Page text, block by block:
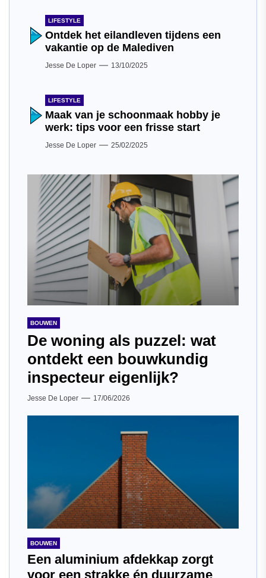
LIFESTYLE
Ontdek het eilandleven tijdens een
vakantie op de Malediven
Jesse De Loper 13/10/2025
LIFESTYLE
Maak van je schoonmaak hobby je
werk: tips voor een frisse start
Jesse De Loper 25/02/2025
BOUWEN
De woning als puzzel: wat
ontdekt een bouwkundig
inspecteur eigenlijk?
Jesse De Loper 17/06/2026
BOUWEN
Een aluminium afdekkap zorgt
voor een strakke én duurzame